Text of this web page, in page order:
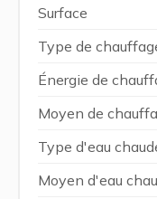
Surface
Type de
Énergie de
Moyen de
Type d'eau
Moyen d'eau